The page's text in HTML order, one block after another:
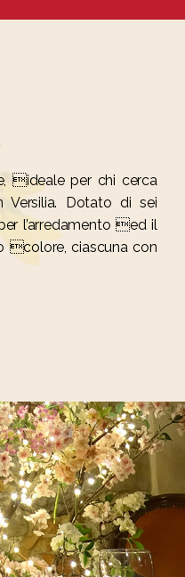
ideale per chi cerca
Versilia. Dotato di sei
l’arredamento ed il
colore, ciascuna con